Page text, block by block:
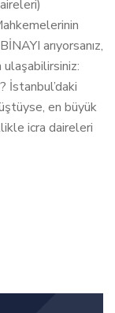
arıyorsanız,
ulaşabilirsiniz:
İstanbul’daki
en büyük
icra daireleri